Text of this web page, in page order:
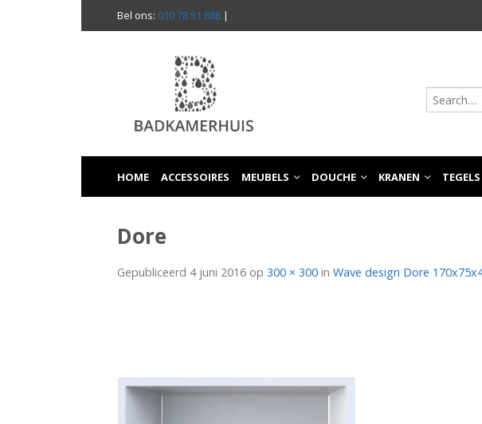
Bel ons: 010 78 51 888 |
HOME ACCESSOIRES MEUBELS DOUCHE KRANEN TEGELS
Dore
Gepubliceerd 4 juni 2016 op 300 × 300 in Wave design Dore